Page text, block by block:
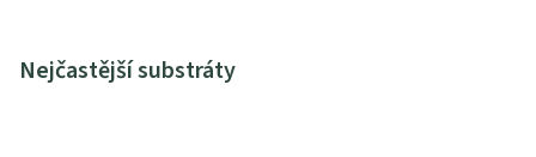
Nejčastější substráty